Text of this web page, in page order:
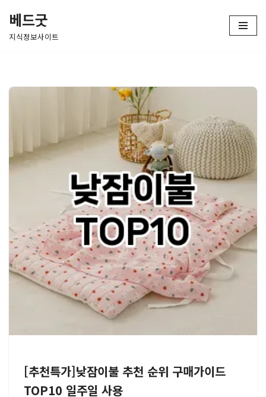
콘
건
베드굿
지식정보사이트
[추천특가]낮잠이불 추천 순위 구매가이드
TOP10 일주일 사용